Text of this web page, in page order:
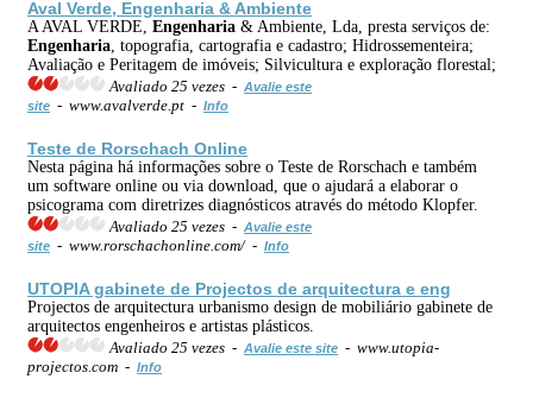
Aval Verde, Engenharia & Ambiente
A AVAL VERDE, Engenharia & Ambiente, Lda, presta serviços de:
Engenharia , topografia, cartografia e cadastro; Hidrossementeira;
Avaliação e Peritagem de imóveis; Silvicultura e exploração florestal;
Avaliado 25 vezes - Avalie este
site - www.avalverde.pt - Info
Teste de Rorschach Online
Nesta página há informações sobre o Teste de Rorschach e também
um software online ou via download, que o ajudará a elaborar o
psicograma com diretrizes diagnósticos através do método Klopfer.
Avaliado 25 vezes - Avalie este
site - www.rorschachonline.com/ - Info
UTOPIA gabinete de Projectos de arquitectura e eng
Projectos de arquitectura urbanismo design de mobiliário gabinete de
arquitectos engenheiros e artistas plásticos.
Avaliado 25 vezes - Avalie este site - www.utopia-
projectos.com - Info